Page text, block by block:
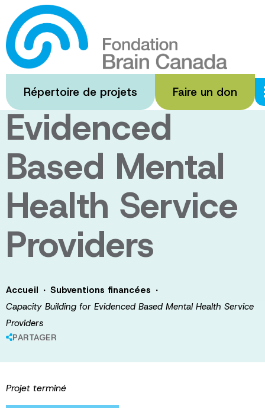
Passer
au
contenu
principal
Répertoire de projets Faire un don
Capacity
Building for
Evidenced
Based Mental
Health Service
Providers
Accueil · Subventions financées ·
Capacity Building for Evidenced Based Mental Health Service
Providers
PARTAGER
Projet terminé